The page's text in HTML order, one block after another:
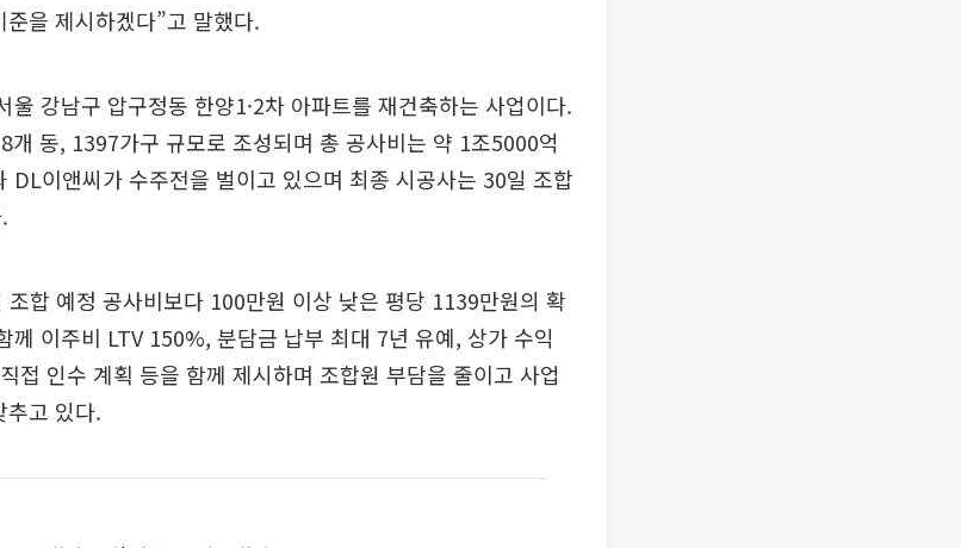
을 제시하겠다”고 말했다.
울 강남구 압구정동 한양1·2차 아파트를 재건축하는 사업이다.
개 동, 1397가구 규모로 조성되며 총 공사비는 약 1조5000억
DL이앤씨가 수주전을 벌이고 있으며 최종 시공사는 30일 조합
합 예정 공사비보다 100만원 이상 낮은 평당 1139만원의 확
께 이주비 LTV 150%, 분담금 납부 최대 7년 유예, 상가 수익
접 인수 계획 등을 함께 제시하며 조합원 부담을 줄이고 사업
추고 있다.